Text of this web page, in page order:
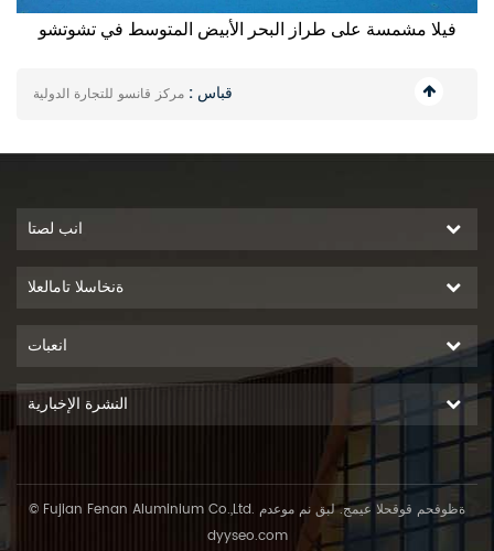
فيلا مشمسة على طراز البحر الأبيض المتوسط في تشوتشو
قباس : مركز قانسو للتجارة الدولية
انب لصتا
ةنخاسلا تامالعلا
انعبات
النشرة الإخبارية
© Fujian Fenan Aluminium Co.,Ltd. ةظوفحم قوقحلا عيمج. لبق نم موعدم
dyyseo.com